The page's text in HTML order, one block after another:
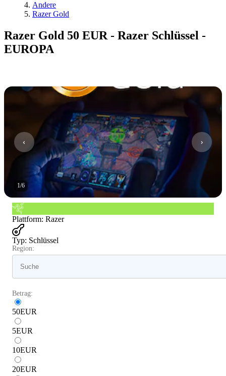
Andere
Razer Gold
Razer Gold 50 EUR - Razer Schlüssel -
EUROPA
1/6
Plattform: Razer
Typ: Schlüssel
Region:
Betrag:
50EUR
5EUR
10EUR
20EUR